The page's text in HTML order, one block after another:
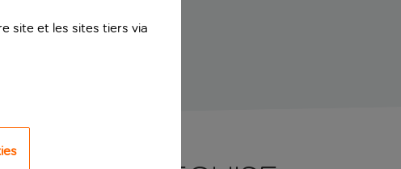
site et les sites tiers via